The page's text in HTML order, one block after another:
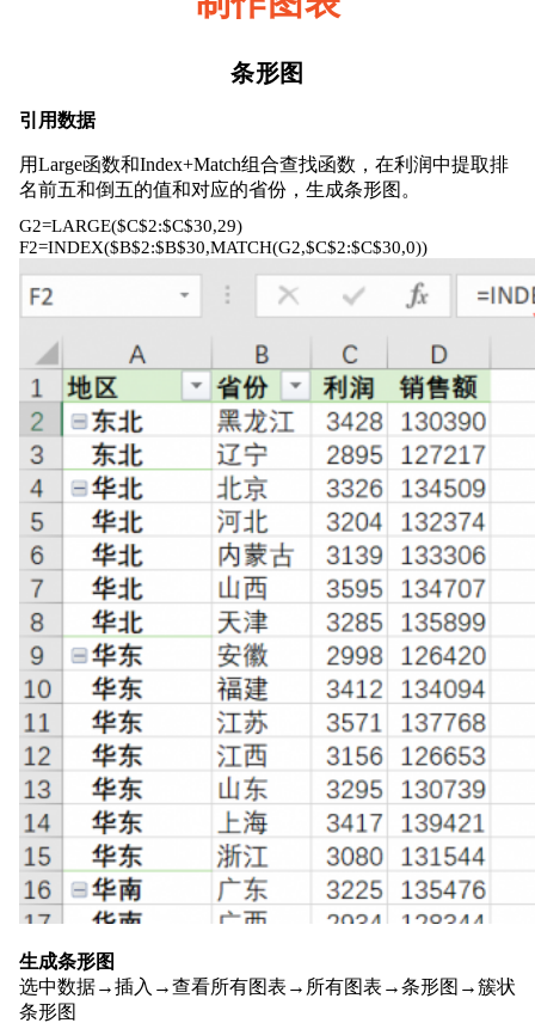
条形图
引用数据
用Large函数和Index+Match组合查找函数，在利润中提取排
名前五和倒五的值和对应的省份，生成条形图。
G2=LARGE($C$2:$C$30,29)
F2=INDEX($B$2:$B$30,MATCH(G2,$C$2:$C$30,0))
生成条形图
选中数据→插入→查看所有图表→所有图表→条形图→簇状
条形图